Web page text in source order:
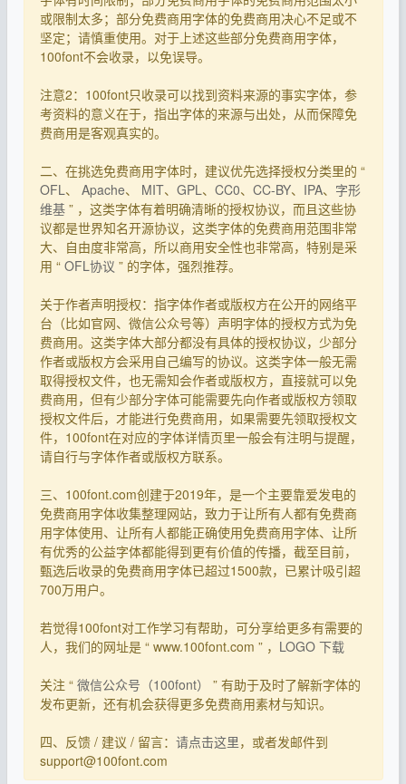
或限制太多；部分免费商用字体的免费商用决心不足或不
坚定；请慎重使用。对于上述这些部分免费商用字体，
100font不会收录，以免误导。
注意2：100font只收录可以找到资料来源的事实字体，参
考资料的意义在于，指出字体的来源与出处，从而保障免
费商用是客观真实的。
二、在挑选免费商用字体时，建议优先选择授权分类里的 “
OFL 、 Apache、 MIT、 GPL 、 CC0、 CC-BY、 IPA、 字形
维基 ” ，这类字体有着明确清晰的授权协议，而且这些协
议都是世界知名开源协议，这类字体的免费商用范围非常
大、自由度非常高，所以商用安全性也非常高，特别是采
用 “ OFL协议 ” 的字体，强烈推荐。
关于作者声明授权：指字体作者或版权方在公开的网络平
台（比如官网、微信公众号等）声明字体的授权方式为免
费商用。这类字体大部分都没有具体的授权协议，少部分
作者或版权方会采用自己编写的协议。这类字体一般无需
取得授权文件，也无需知会作者或版权方，直接就可以免
费商用，但有少部分字体可能需要先向作者或版权方领取
授权文件后，才能进行免费商用，如果需要先领取授权文
件，100font在对应的字体详情页里一般会有注明与提醒，
请自行与字体作者或版权方联系。
三、100font.com创建于2019年，是一个主要靠爱发电的
免费商用字体收集整理网站，致力于让所有人都有免费商
用字体使用、让所有人都能正确使用免费商用字体、让所
有优秀的公益字体都能得到更有价值的传播，截至目前，
甄选后收录的免费商用字体已超过1500款，已累计吸引超
700万用户。
若觉得100font对工作学习有帮助，可分享给更多有需要的
人，我们的网址是 “ www.100font.com ” ， LOGO 下载
关注 “ 微信公众号（100font）
” 有助于及时了解新字体的
发布更新，还有机会获得更多免费商用素材与知识。
四、反馈 / 建议 / 留言： 请点击这里，或者发邮件到
support@100font.com